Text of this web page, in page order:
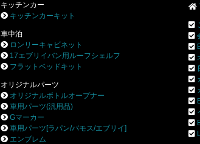
キッチンカー
キッチンカーキット
車中泊
ロンリーキャビネット
17エブリイバン用ルーフシェルフ
フラットベッドキット
オリジナルパーツ
オリジナルボトルオープナー
車用パーツ(汎用品)
Gマーカー
車用パーツ[ラパン/バモス/エブリイ]
エンブレム